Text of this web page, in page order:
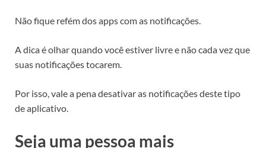
Não fique refém dos apps com as notificações.
A dica é olhar quando você estiver livre e não cada vez que
suas notificações tocarem.
Por isso, vale a pena desativar as notificações deste tipo
de aplicativo.
Seja uma pessoa mais